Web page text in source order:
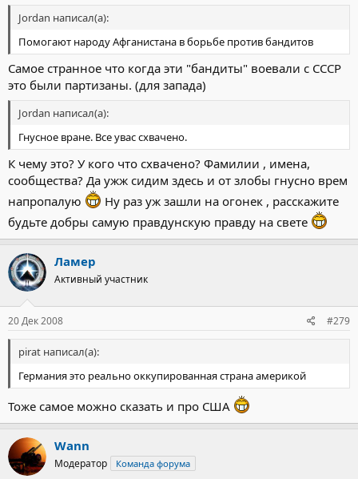
Jordan написал(а):
Помогают народу Афганистана в борьбе против бандитов
Самое странное что когда эти "бандиты" воевали с СССР
это были партизаны. (для запада)
Jordan написал(а):
Гнусное вране. Все увас схвачено.
К чему это? У кого что схвачено? Фамилии , имена,
сообщества? Да ужж сидим здесь и от злобы гнусно врем
напропалую
Ну раз уж зашли на огонек , расскажите
будьте добры самую правдунскую правду на свете
Ламер
Активный участник
20 Дек 2008 #279
pirat написал(а):
Германия это реально оккупированная страна америкой
Тоже самое можно сказать и про США
Wann
Модератор Команда форума